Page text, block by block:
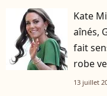
Kate
aînés,
fait
robe
13 juillet